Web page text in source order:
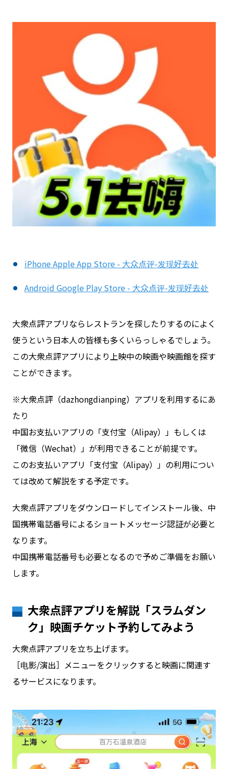
iPhone Apple App Store - 大众点评-发现好去处
Android Google Play Store - 大众点评-发现好去处
大衆点評アプリならレストランを探したりするのによく
使うという日本人の皆様も多くいらっしゃるでしょう。
この大衆点評アプリにより上映中の映画や映画館を探す
ことができます。
※大衆点評（dazhongdianping）アプリを利用するにあ
たり
中国お支払いアプリの「支付宝（Alipay）」もしくは
「微信（Wechat）」が利用できることが前提です。
このお支払いアプリ「支付宝（Alipay）」の利用につい
ては改めて解説をする予定です。
大衆点評アプリをダウンロードしてインストール後、中
国携帯電話番号によるショートメッセージ認証が必要と
なります。
中国携帯電話番号も必要となるので予めご準備をお願い
します。
大衆点評アプリを解説「スラムダン
ク」映画チケット予約してみよう
大衆点評アプリを立ち上げます。
［电影/演出］メニューをクリックすると映画に関連す
るサービスになります。